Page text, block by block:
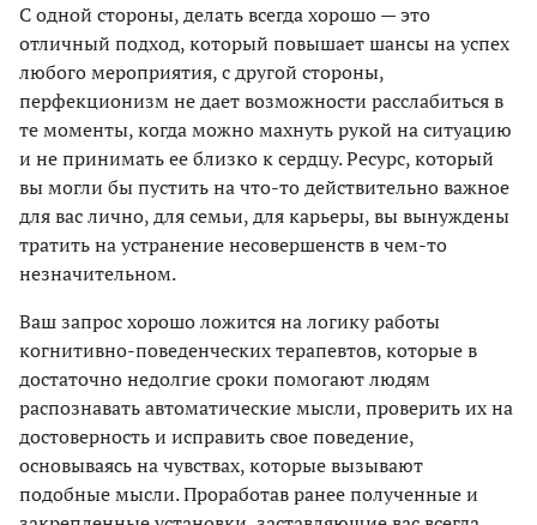
С одной стороны, делать всегда хорошо — это
отличный подход, который повышает шансы на успех
любого мероприятия, с другой стороны,
перфекционизм не дает возможности расслабиться в
те моменты, когда можно махнуть рукой на ситуацию
и не принимать ее близко к сердцу. Ресурс, который
вы могли бы пустить на что-то действительно важное
для вас лично, для семьи, для карьеры, вы вынуждены
тратить на устранение несовершенств в чем-то
незначительном.
Ваш запрос хорошо ложится на логику работы
когнитивно-поведенческих терапевтов, которые в
достаточно недолгие сроки помогают людям
распознавать автоматические мысли, проверить их на
достоверность и исправить свое поведение,
основываясь на чувствах, которые вызывают
подобные мысли. Проработав ранее полученные и